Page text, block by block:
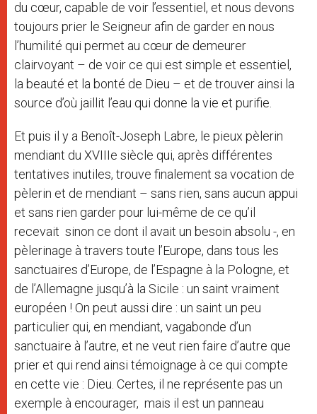
du cœur, capable de voir l’essentiel, et nous devons
toujours prier le Seigneur afin de garder en nous
l’humilité qui permet au cœur de demeurer
clairvoyant – de voir ce qui est simple et essentiel,
la beauté et la bonté de Dieu – et de trouver ainsi la
source d’où jaillit l’eau qui donne la vie et purifie.
Et puis il y a Benoît-Joseph Labre, le pieux pèlerin
mendiant du XVIIIe siècle qui, après différentes
tentatives inutiles, trouve finalement sa vocation de
pèlerin et de mendiant – sans rien, sans aucun appui
et sans rien garder pour lui-même de ce qu’il
recevait sinon ce dont il avait un besoin absolu -, en
pèlerinage à travers toute l’Europe, dans tous les
sanctuaires d’Europe, de l’Espagne à la Pologne, et
de l’Allemagne jusqu’à la Sicile : un saint vraiment
européen ! On peut aussi dire : un saint un peu
particulier qui, en mendiant, vagabonde d’un
sanctuaire à l’autre, et ne veut rien faire d’autre que
prier et qui rend ainsi témoignage à ce qui compte
en cette vie : Dieu. Certes, il ne représente pas un
exemple à encourager, mais il est un panneau